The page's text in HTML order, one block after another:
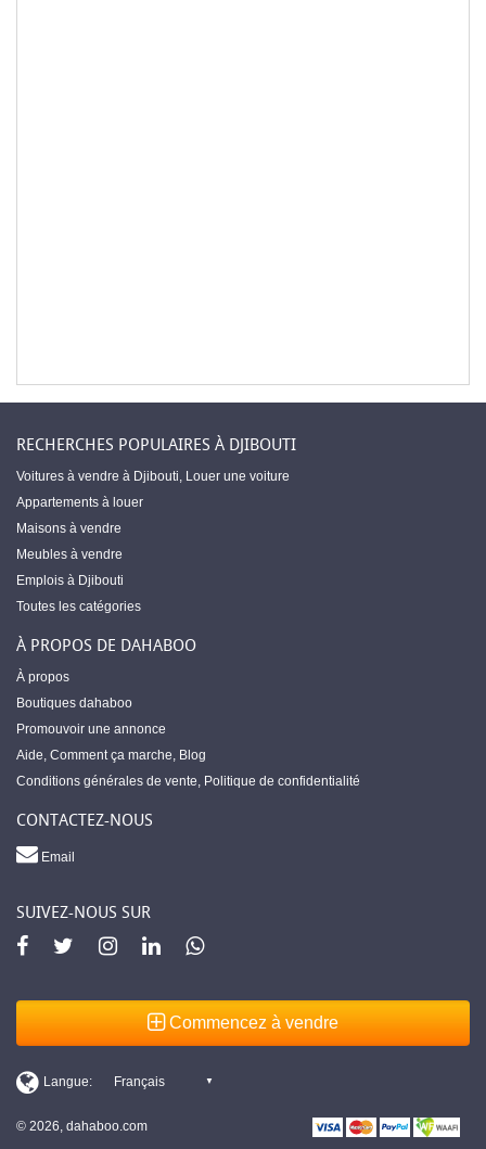
RECHERCHES POPULAIRES À DJIBOUTI
Voitures à vendre à Djibouti, Louer une voiture
Appartements à louer
Maisons à vendre
Meubles à vendre
Emplois à Djibouti
Toutes les catégories
À PROPOS DE DAHABOO
À propos
Boutiques dahaboo
Promouvoir une annonce
Aide, Comment ça marche, Blog
Conditions générales de vente, Politique de confidentialité
CONTACTEZ-NOUS
Email
SUIVEZ-NOUS SUR
Commencez à vendre
© 2026, dahaboo.com